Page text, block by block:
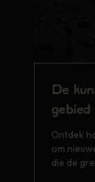
De
gebied
Ontdek
om
die de